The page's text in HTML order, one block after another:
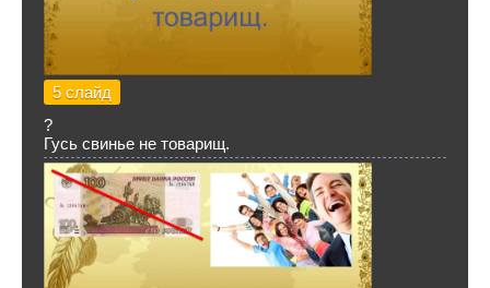
5 слайд
?
Гусь свинье не товарищ.